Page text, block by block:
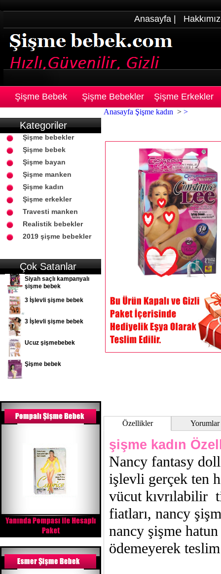
Anasayfa
Şişme Bebek Şişme Bebekler Şişme Erkekler
Kategoriler
Şişme bebekler
Şişme bebek
Şişme bayan
Şişme manken
Şişme kadın
Şişme erkekler
Travesti manken
Realistik bebekler
2019 şişme bebekler
Çok Satanlar
Siyah saçlı kampanyalı
şişme bebek
3 İşlevli şişme bebek
3 İşlevli şişme bebek
Ucuz şişmebebek
Şişme bebek
Anasayfa Şişme kadın > >
Özellikler Yorumlar
şişme kadın
Nancy fantasy
işlevli gerçek ten
vücut kıvrılabilir
fiatları, nancy
nancy şişme
ödemeyerek